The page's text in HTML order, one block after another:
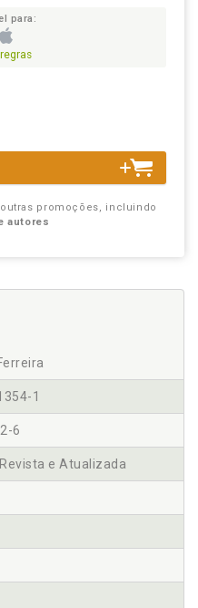
para:
promoções, incluindo
autores
1
6
e Atualizada